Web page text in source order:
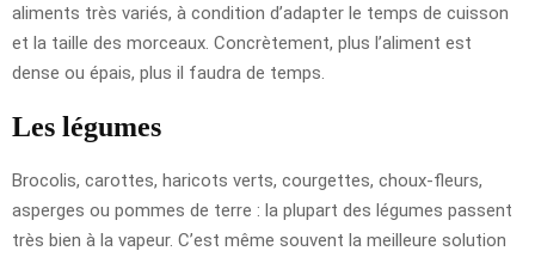
aliments très variés, à condition d’adapter le temps de cuisson
et la taille des morceaux. Concrètement, plus l’aliment est
dense ou épais, plus il faudra de temps.
Les légumes
Brocolis, carottes, haricots verts, courgettes, choux-fleurs,
asperges ou pommes de terre : la plupart des légumes passent
très bien à la vapeur. C’est même souvent la meilleure solution